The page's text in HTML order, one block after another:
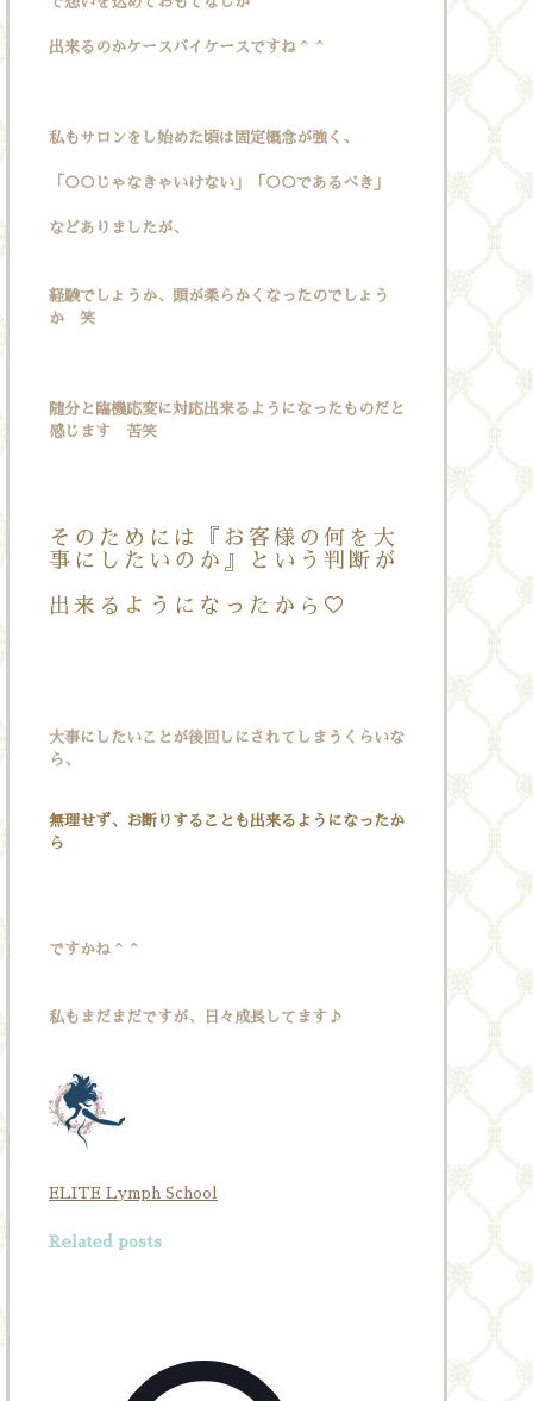
出来るのかケースバイケースですね＾＾
私もサロンをし始めた頃は固定概念が強く、
「○○じゃなきゃいけない」「○○であるべき」
などありましたが、
経験でしょうか、頭が柔らかくなったのでしょう
か 笑
随分と臨機応変に対応出来るようになったものだと
感じます 苦笑
そのためには『お客様の何を大
事にしたいのか』という判断が
出来るようになったから♡
大事にしたいことが後回しにされてしまうくらいな
ら、
無理せず、お断りすることも出来るようになったか
ら
ですかね＾＾
私もまだまだですが、日々成長してます♪
ELITE Lymph School
Related posts